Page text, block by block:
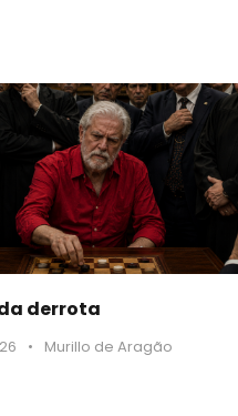
derrota
• Murillo de Aragão